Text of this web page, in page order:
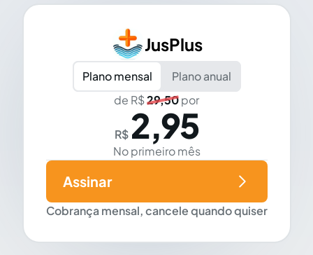
JusPlus
Plano mensal
Plano anual
de R$29,50por
R$ 2,95
No primeiro mês
Cobrança mensal, cancele quando quiser
Assinar